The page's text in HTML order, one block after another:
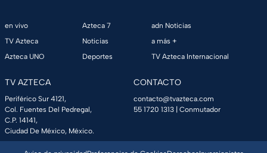
en vivo
TV Azteca
Azteca UNO
Azteca 7
Noticias
Deportes
adn Noticias
a más +
TV Azteca Internacional
TV AZTECA
Periférico Sur 4121,
Col. Fuentes Del Pedregal,
C.P. 14141,
Ciudad De México, México.
CONTACTO
contacto@tvazteca.com
55 1720 1313 | Conmutador